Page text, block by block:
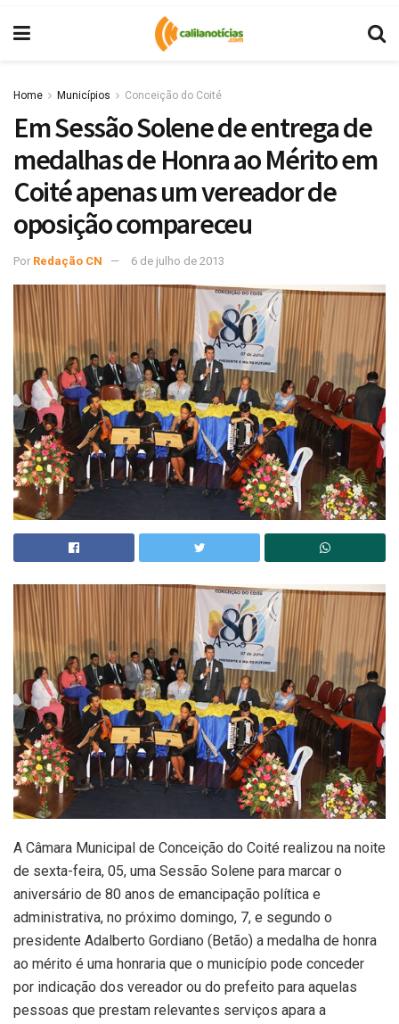
Home Municípios Conceição do Coité
Em Sessão Solene de entrega de
medalhas de Honra ao Mérito em
Coité apenas um vereador de
oposição compareceu
Por Redação CN 6 de julho de 2013
A Câmara Municipal de Conceição do Coité realizou na noite
de sexta-feira, 05, uma Sessão Solene para marcar o
aniversário de 80 anos de emancipação política e
administrativa, no próximo domingo, 7, e segundo o
presidente Adalberto Gordiano (Betão) a medalha de honra
ao mérito é uma honraria que o município pode conceder
por indicação dos vereador ou do prefeito para aquelas
pessoas que prestam relevantes serviços apara a